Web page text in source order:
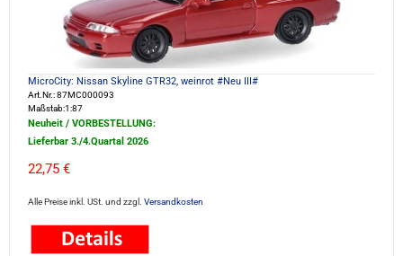
MicroCity: Nissan Skyline GTR32, weinrot #Neu III#
Art.Nr.: 87MC000093
Maßstab:1:87
Neuheit / VORBESTELLUNG:
Lieferbar 3./4.Quartal 2026
22,75 €
Alle Preise inkl. USt. und zzgl. Versandkosten